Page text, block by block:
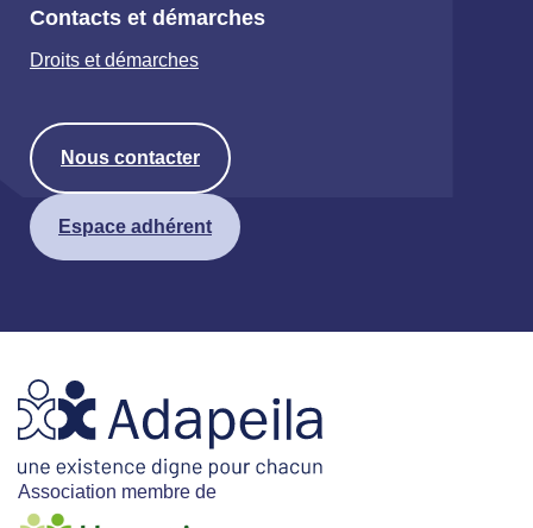
Contacts et démarches
Droits et démarches
Nous contacter
Espace adhérent
Association membre de